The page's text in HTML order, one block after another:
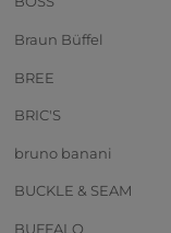
Braun Büffel
BREE
BRIC'S
bruno banani
BUCKLE & SEAM
BUFFALO